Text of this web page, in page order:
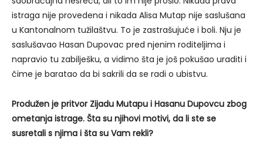
istraga nije provedena i nikada Alisa Mutap nije saslušana
u Kantonalnom tužilaštvu. To je zastrašujuće i boli. Nju je
saslušavao Hasan Dupovac pred njenim roditeljima i
napravio tu zabilješku, a vidimo šta je još pokušao uraditi i
čime je baratao da bi sakrili da se radi o ubistvu.
Produžen je pritvor Zijadu Mutapu i Hasanu Dupovcu zbog
ometanja istrage. Šta su njihovi motivi, da li ste se
susretali s njima i šta su Vam rekli?